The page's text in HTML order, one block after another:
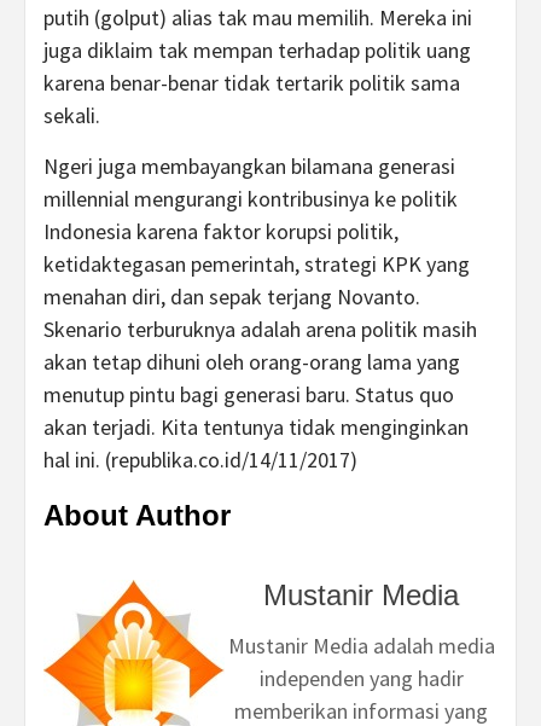
putih (golput) alias tak mau memilih. Mereka ini
juga diklaim tak mempan terhadap politik uang
karena benar-benar tidak tertarik politik sama
sekali.
Ngeri juga membayangkan bilamana generasi
millennial mengurangi kontribusinya ke politik
Indonesia karena faktor korupsi politik,
ketidaktegasan pemerintah, strategi KPK yang
menahan diri, dan sepak terjang Novanto.
Skenario terburuknya adalah arena politik masih
akan tetap dihuni oleh orang-orang lama yang
menutup pintu bagi generasi baru. Status quo
akan terjadi. Kita tentunya tidak menginginkan
hal ini. (republika.co.id/14/11/2017)
About Author
Mustanir Media
Mustanir Media adalah media
independen yang hadir
memberikan informasi yang